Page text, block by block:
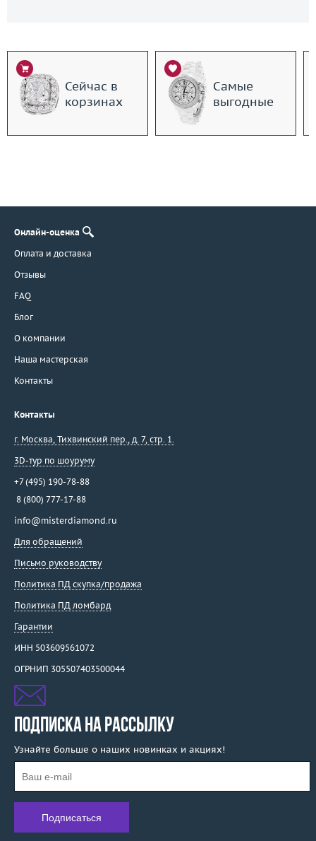
Сейчас в
корзинах
Самые
выгодные
Онлайн-оценка
Оплата и доставка
Отзывы
FAQ
Блог
О компании
Наша мастерская
Контакты
Контакты
г. Москва, Тихвинский пер., д. 7, стр. 1.
3D-тур по шоуруму
+7 (495) 190-78-88
8 (800) 777-17-88
info@misterdiamond.ru
Для обращений
Письмо руководству
Политика ПД скупка/продажа
Политика ПД ломбард
Гарантии
ИНН 503609561072
ОГРНИП 305507403500044
ПОДПИСКА НА РАССЫЛКУ
Узнайте больше о наших новинках и акциях!